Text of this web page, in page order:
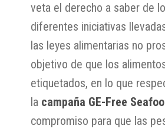
veta el derecho a saber de
diferentes iniciativas
las leyes alimentarias no
objetivo de que los
etiquetados, en lo que
la campaña GE-Free
compromiso para que las